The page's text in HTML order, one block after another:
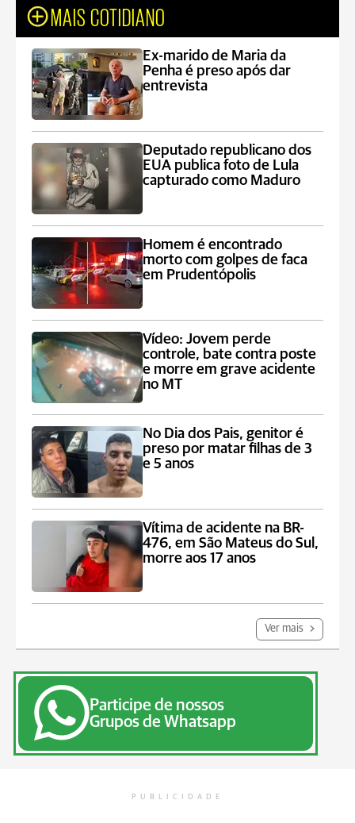
MAIS COTIDIANO
Ex-marido de Maria da
Penha é preso após dar
entrevista
Deputado republicano dos
EUA publica foto de Lula
capturado como Maduro
Homem é encontrado
morto com golpes de faca
em Prudentópolis
Vídeo: Jovem perde
controle, bate contra poste
e morre em grave acidente
no MT
No Dia dos Pais, genitor é
preso por matar filhas de 3
e 5 anos
Vítima de acidente na BR-
476, em São Mateus do Sul,
morre aos 17 anos
Ver mais
Participe de nossos
Grupos de Whatsapp
PUBLICIDADE